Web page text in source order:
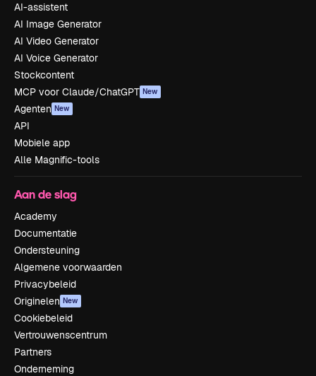
AI-assistent
AI Image Generator
AI Video Generator
AI Voice Generator
Stockcontent
MCP voor Claude/ChatGPT New
Agenten New
API
Mobiele app
Alle Magnific-tools
Aan de slag
Academy
Documentatie
Ondersteuning
Algemene voorwaarden
Privacybeleid
Originelen New
Cookiebeleid
Vertrouwenscentrum
Partners
Onderneming